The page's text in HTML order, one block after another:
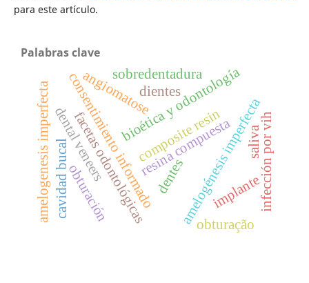
para este artículo.
Palabras clave
consentimiento informadobioética y odontología
facetas odontológicasresina compuesta
amelogénesis imperfecta
dental veneers composite resin
amelogenesis imperfecta angiomatose
cavidad bucal infección por vih
obturación
dientes
obturação
dentes
sobredentadura
implante
saliva